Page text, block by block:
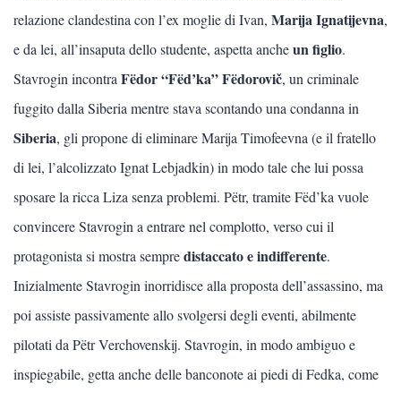
relazione clandestina con l’ex moglie di Ivan, Marija Ignatijevna,
e da lei, all’insaputa dello studente, aspetta ancheun figlio.
Stavrogin incontra Fëdor “Fëd’ka” Fëdorovič, un criminale
fuggito dalla Siberia mentre stava scontando una condanna in
Siberia, gli propone di eliminare Marija Timofeevna (e il fratello
di lei, l’alcolizzato Ignat Lebjadkin) in modo tale che lui possa
sposare la ricca Liza senza problemi. Pëtr, tramite Fëd’ka vuole
convincere Stavrogin a entrare nel complotto, verso cui il
protagonista si mostra sempredistaccato e indifferente.
Inizialmente Stavrogin inorridisce alla proposta dell’assassino, ma
poi assiste passivamente allo svolgersi degli eventi, abilmente
pilotati da Pëtr Verchovenskij. Stavrogin, in modo ambiguo e
inspiegabile, getta anche delle banconote ai piedi di Fedka, come